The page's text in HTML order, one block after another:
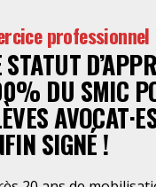
professionnel
STATUT
DU SMIC
SIGNÉ !